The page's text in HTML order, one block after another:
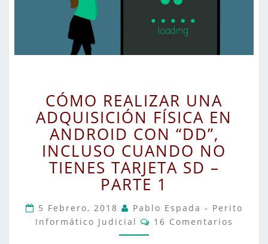
REALIZAR
UNA
ADQUISICIÓN
FÍSICA
EN
ANDROID
CON
“DD”,
INCLUSO
CUANDO
CÓMO REALIZAR UNA
ADQUISICIÓN FÍSICA EN
ANDROID CON “DD”,
INCLUSO CUANDO NO
TIENES TARJETA SD –
PARTE 1
5 Febrero, 2018
Pablo Espada - Perito
Informático Judicial
Comentarios
16 Comentarios